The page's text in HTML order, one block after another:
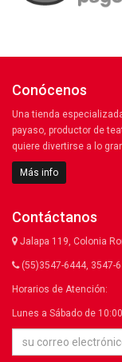
Conócenos
Una tienda
payaso, productor de
quiere divertirse a lo
Más info
Contáctanos
Jalapa 119, Colonia
(55)3547-6444, 3547-
Horarios de Atención:
Lunes a Sábado de